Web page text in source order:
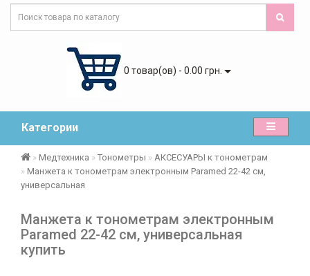
0 товар(ов) - 0.00 грн.
Категории
Медтехника Тонометры
АКСЕСУАРЫ к тонометрам
Манжета к тонометрам электронным Paramed 22-42 см,
универсальная
Манжета к тонометрам электронным
Paramed 22-42 см, универсальная
купить